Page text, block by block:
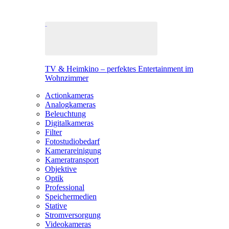
TV & Heimkino – perfektes Entertainment im
Wohnzimmer
Actionkameras
Analogkameras
Beleuchtung
Digitalkameras
Filter
Fotostudiobedarf
Kamerareinigung
Kameratransport
Objektive
Optik
Professional
Speichermedien
Stative
Stromversorgung
Videokameras